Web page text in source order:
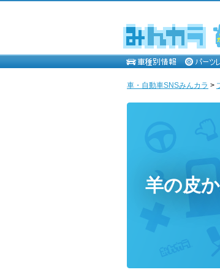
車・自動車SNSみんカラ >
羊の皮